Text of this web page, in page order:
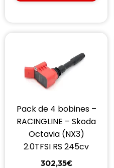
Pack de 4 bobines –
RACINGLINE – Skoda
Octavia (NX3)
2.0TFSI RS 245cv
302,35€